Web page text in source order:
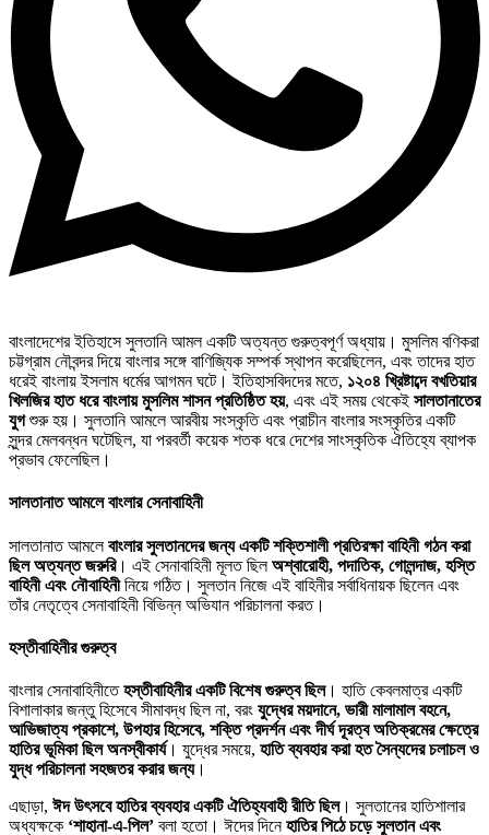
বাংলাদেশের ইতিহাসে সুলতানি আমল একটি অত্যন্ত গুরুত্বপূর্ণ অধ্যায়। মুসলিম বণিকরা
চট্টগ্রাম নৌবন্দর দিয়ে বাংলার সঙ্গে বাণিজ্যিক সম্পর্ক স্থাপন করেছিলেন, এবং তাদের হাত
ধরেই বাংলায় ইসলাম ধর্মের আগমন ঘটে। ইতিহাসবিদদের মতে, ১২০৪ খ্রিষ্টাব্দে বখতিয়ার
খিলজির হাত ধরে বাংলায় মুসলিম শাসন প্রতিষ্ঠিত হয়, এবং এই সময় থেকেই সালতানাতের
যুগশুরু হয়। সুলতানি আমলে আরবীয় সংস্কৃতি এবং প্রাচীন বাংলার সংস্কৃতির একটি
সুন্দর মেলবন্ধন ঘটেছিল, যা পরবর্তী কয়েক শতক ধরে দেশের সাংস্কৃতিক ঐতিহ্যে ব্যাপক
প্রভাব ফেলেছিল।
সালতানাত আমলে বাংলার সেনাবাহিনী
সালতানাত আমলেবাংলার সুলতানদের জন্য একটি শক্তিশালী প্রতিরক্ষা বাহিনী গঠন করা
ছিল অত্যন্ত জরুরি। এই সেনাবাহিনী মূলত ছিলঅশ্বারোহী, পদাতিক, গোলন্দাজ, হস্তি
বাহিনী এবং নৌবাহিনীনিয়ে গঠিত। সুলতান নিজে এই বাহিনীর সর্বাধিনায়ক ছিলেন এবং
তাঁর নেতৃত্বে সেনাবাহিনী বিভিন্ন অভিযান পরিচালনা করত।
হস্তীবাহিনীর গুরুত্ব
বাংলার সেনাবাহিনীতেহস্তীবাহিনীর একটি বিশেষ গুরুত্ব ছিল। হাতি কেবলমাত্র একটি
বিশালাকার জন্তু হিসেবে সীমাবদ্ধ ছিল না, বরং যুদ্ধের ময়দানে, ভারী মালামাল বহনে,
আভিজাত্য প্রকাশে, উপহার হিসেবে, শক্তি প্রদর্শন এবং দীর্ঘ দূরত্ব অতিক্রমের ক্ষেত্রে
হাতির ভূমিকা ছিল অনস্বীকার্য। যুদ্ধের সময়ে, হাতি ব্যবহার করা হত সৈন্যদের চলাচল ও
যুদ্ধ পরিচালনা সহজতর করার জন্য।
এছাড়া, ঈদ উৎসবে হাতির ব্যবহার একটি ঐতিহ্যবাহী রীতি ছিল। সুলতানের হাতিশালার
অধ্যক্ষকে ‘শাহানা-এ-পিল’ বলা হতো। ঈদের দিনেহাতির পিঠে চড়ে সুলতান এবং